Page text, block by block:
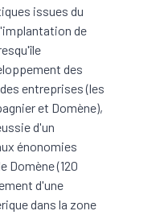
issues du
de
des
entreprises (les
et Domène),
d'un
énonomies
Domène (120
d'une
dans la zone